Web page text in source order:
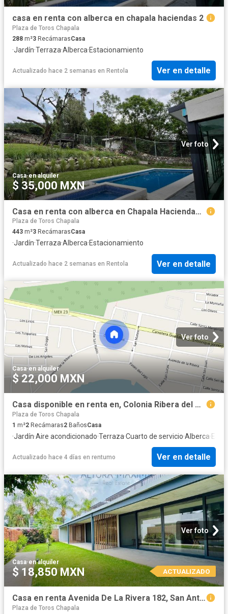
casa en renta con alberca en chapala haciendas 2
Plaza de Toros Chapala
288 m²3 RecámarasCasa
·Jardín·Terraza·Alberca·Estacionamiento
Actualizado hace 2 semanas en Rentola Ver en detalle
Ver foto
Casa·en alquiler
$ 35,000 MXN
Casa en renta con alberca en Chapala Haciendas 2
Plaza de Toros Chapala
443 m²3 RecámarasCasa
·Jardín·Terraza·Alberca·Estacionamiento
Actualizado hace 2 semanas en Rentola Ver en detalle
Ver foto
Casa·en alquiler
$ 22,000 MXN
Casa disponible en renta en, Colonia Ribera del Pilar, C.P. 45906
Plaza de Toros Chapala
1 m²2 Recámaras2 BañosCasa
·Jardín·Aire acondicionado·Terraza·Cuarto de servicio·Alberca·
Actualizado hace 4 días en rentumo Ver en detalle
Ver foto
Casa·en alquiler
$ 18,850 MXN ACTUALIZADO
Casa en renta Avenida De La Rivera 182, San Antonio Tlayacapan, Chapala, Jalisco, 45906, Mex
Plaza de Toros Chapala